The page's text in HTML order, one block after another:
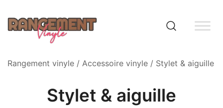
content
Rangement vinyle / Accessoire vinyle / Stylet & aiguille
Stylet & aiguille